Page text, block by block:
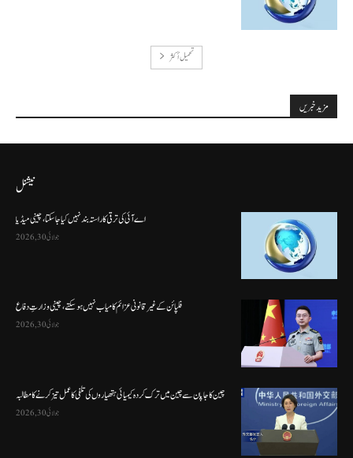
تحميل أكثر
مزید خبریں
نیشنل
اے آئی کی ترقی کا راستہ بند نہیں کیا جا سکتا، چینی میڈیا
جولائی 30, 2026
فلپائن کے غیر قانونی عزائم کامیاب نہیں ہو سکتے ، چینی وزارتِ دفاع
جولائی 30, 2026
چین کا جاپان سے چین میں ترک کردہ کیمیائی ہتھیاروں کی تلفی کا عمل تیز کرنے کا مطالبہ
جولائی 30, 2026